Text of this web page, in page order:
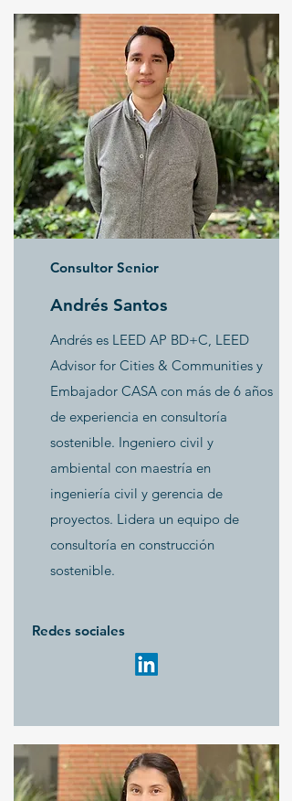
Consultor Senior
Andrés Santos
Andrés es LEED AP BD+C, LEED
Advisor for Cities & Communities y
Embajador CASA con más de 6 años
de experiencia en consultoría
sostenible. Ingeniero civil y
ambiental con maestría en
ingeniería civil y gerencia de
proyectos. Lidera un equipo de
consultoría en construcción
sostenible.
Redes sociales